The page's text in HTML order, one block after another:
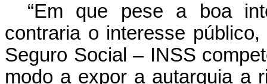
“Em que pese a boa
contraria o interesse
Seguro Social – INSS
modo a expor a autarquia a